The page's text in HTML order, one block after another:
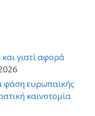
και γιατί αφορά
φάση ευρωπαϊκής
καινοτομία